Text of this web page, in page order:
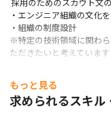
・エンジニア組織の文化
・組織の制度設計
※特定の技術領域に関わ
ただきたいと考えています
社長の右腕となるCTO・
さまざまなご依頼を頂く
もっと見る
求められるスキル